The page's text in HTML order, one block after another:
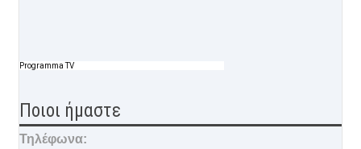
Programma TV
Ποιοι ήμαστε
Τηλέφωνα: